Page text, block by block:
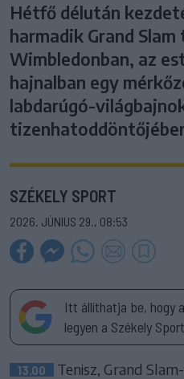
Hétfő délután
harmadik Grand
Wimbledonban, az
hajnalban egy
labdarúgó-
SZÉKELY SPORT
2026. JÚNIUS 29., 08:53
Itt állíthatja be, hogy
legyen a Székely
13.00
Tenisz, Grand